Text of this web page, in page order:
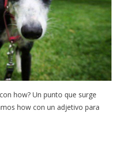
how? Un punto que surge
how con un adjetivo para